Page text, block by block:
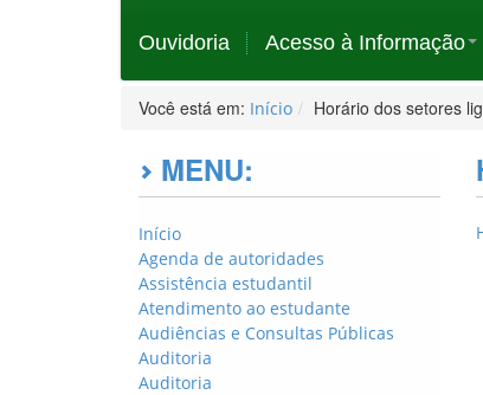
Ouvidoria Acesso à Informação
Você está em: Início Horário dos setores
MENU:
Início
Agenda de autoridades
Assistência estudantil
Atendimento ao estudante
Audiências e Consultas Públicas
Auditoria
Auditoria